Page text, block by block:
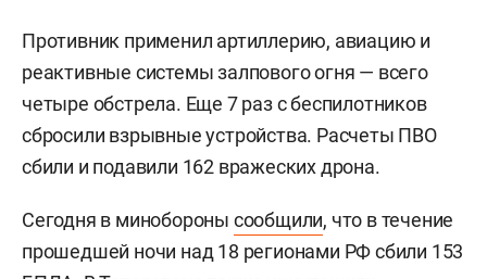
Противник применил артиллерию, авиацию и
реактивные системы залпового огня — всего
четыре обстрела. Еще 7 раз с беспилотников
сбросили взрывные устройства. Расчеты ПВО
сбили и подавили 162 вражеских дрона.
Сегодня в минобороны сообщили, что в течение
прошедшей ночи над 18 регионами РФ сбили 153